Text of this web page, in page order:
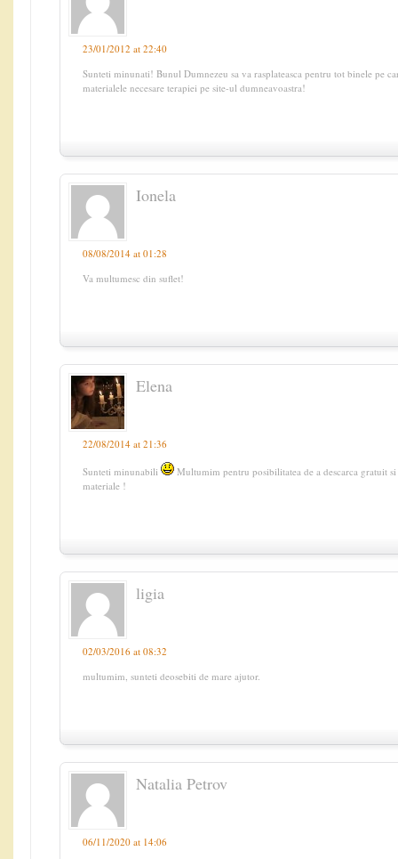
23/01/2012 at 22:40
Sunteti minunati! Bunul Dumnezeu sa va rasplateasca pentru tot binele pe
materialele necesare terapiei pe site-ul dumneavoastra!
Ionela
08/08/2014 at 01:28
Va multumesc din suflet!
Elena
22/08/2014 at 21:36
Sunteti minunabili
Multumim pentru posibilitatea de a descarca gratuit
materiale !
ligia
02/03/2016 at 08:32
multumim, sunteti deosebiti de mare ajutor.
Natalia Petrov
06/11/2020 at 14:06